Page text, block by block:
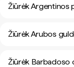
Žiūrėk Argentinos
Žiūrėk Arubos
Žiūrėk Barbadoso